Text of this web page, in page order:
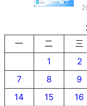
一
二 三
1
2
7
8 9
14
15 16